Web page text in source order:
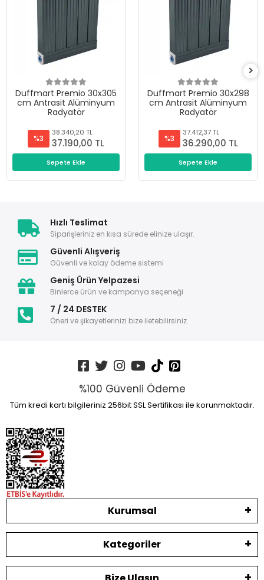
Duffmart Premio 30x305
cm Antrasit Alüminyum
Radyatör
%3
38.340,20 TL
37.190,00 TL
Sepete Ekle
Duffmart Premio 30x298
cm Antrasit Alüminyum
Radyatör
%3
37.412,37 TL
36.290,00 TL
Sepete Ekle
Hızlı Teslimat
Siparişleriniz en kısa sürede elinize ulaşır.
Güvenli Alışveriş
Güvenli ve kolay ödeme sistemi
Geniş Ürün Yelpazesi
Binlerce ürün ve kampanya seçeneği
7 / 24 DESTEK
Öneri ve şikayetlerinizi bize iletebilirsiniz.
%100 Güvenli Ödeme
Tüm kredi kartı bilgileriniz 256bit SSL Sertifikası ile korunmaktadır.
Kurumsal
Kategoriler